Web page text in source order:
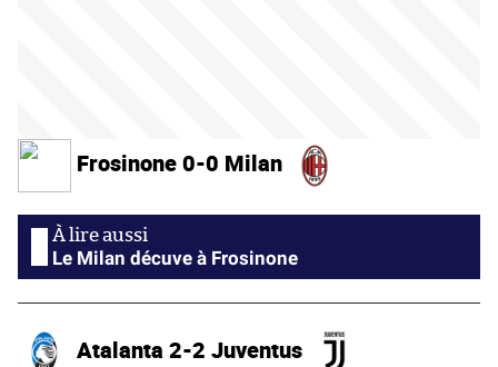
Frosinone 0-0 Milan
Le Milan décuve à Frosinone
Atalanta 2-2 Juventus